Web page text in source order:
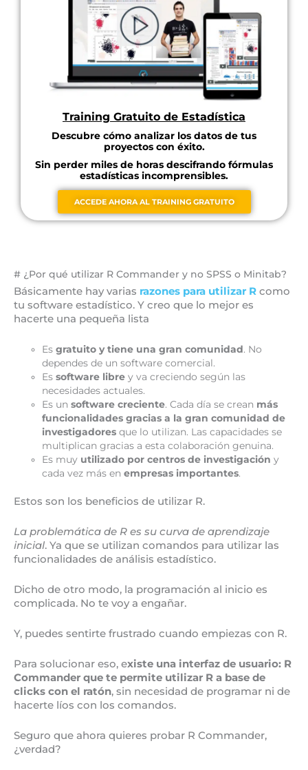
Training Gratuito de Estadística
Descubre cómo analizar los datos de tus
proyectos con éxito.
Sin perder miles de horas descifrando fórmulas
estadísticas incomprensibles.
ACCEDE AHORA AL TRAINING GRATUITO
# ¿Por qué utilizar R Commander y no SPSS o Minitab?
Básicamente hay varias razones para utilizar R como
tu software estadístico. Y creo que lo mejor es
hacerte una pequeña lista
Esgratuito y tiene una gran comunidad. No
dependes de un software comercial.
Essoftware libre y va creciendo según las
necesidades actuales.
Es unsoftware creciente. Cada día se crean más
funcionalidades gracias a la gran comunidad de
investigadores que lo utilizan. Las capacidades se
multiplican gracias a esta colaboración genuina.
Es muy utilizado por centros de investigación y
cada vez más en empresas importantes.
Estos son los beneficios de utilizar R.
La problemática de R es su curva de aprendizaje
inicial. Ya que se utilizan comandos para utilizar las
funcionalidades de análisis estadístico.
Dicho de otro modo, la programación al inicio es
complicada. No te voy a engañar.
Y, puedes sentirte frustrado cuando empiezas con R.
Para solucionar eso, existe una interfaz de usuario: R
Commander que te permite utilizar R a base de
clicks con el ratón, sin necesidad de programar ni de
hacerte líos con los comandos.
Seguro que ahora quieres probar R Commander,
¿verdad?